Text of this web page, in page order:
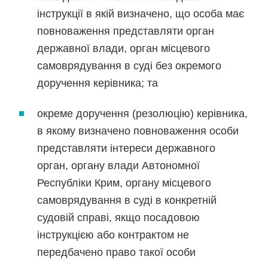
інструкції в якій визначено, що особа має
повноваження представляти орган
державної влади, орган місцевого
самоврядування в суді без окремого
доручення керівника; та
окреме доручення (резолюцію) керівника,
в якому визначено повноваження особи
представляти інтереси державного
орган, органу влади Автономної
Республіки Крим, органу місцевого
самоврядування в суді в конкретній
судовій справі, якщо посадовою
інструкцією або контрактом не
передбачено право такої особи